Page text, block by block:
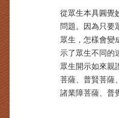
從眾生本具圓覺
問題。因為只要
眾生，怎樣會變
示了眾生不同的
眾生開示如來親
菩薩、普賢菩薩
諸業障菩薩、普